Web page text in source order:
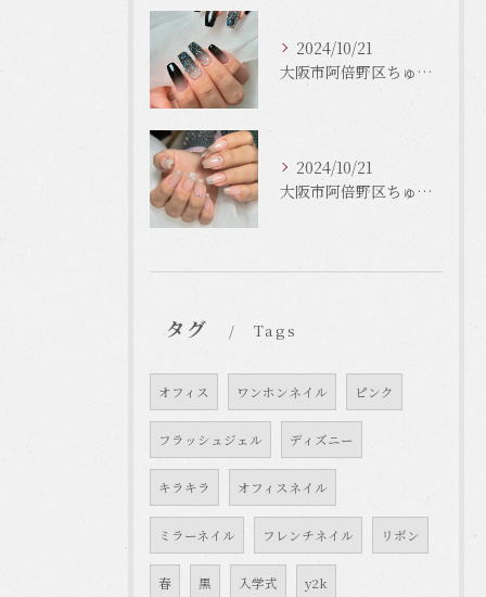
2024/10/21
大阪市阿倍野区ちゅるんネイルはLinonail
2024/10/21
大阪市阿倍野区ちゅるんネイルはLinonail
タグ Tags
オフィス ワンホンネイル ピンク
フラッシュジェル ディズニー
キラキラ オフィスネイル
ミラーネイル フレンチネイル リボン
春 黒 入学式 y2k